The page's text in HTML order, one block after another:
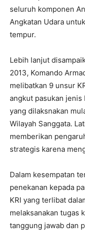
seluruh komponen
Angkatan Udara
tempur.
Lebih lanjut
2013, Komando
melibatkan 9 unsur
angkut pasukan
yang dilaksnakan
Wilayah Sanggata.
memberikan
strategis karena
Dalam kesempatan
penekanan kepada
KRI yang terlibat
melaksanakan tugas
tanggung jawab dan